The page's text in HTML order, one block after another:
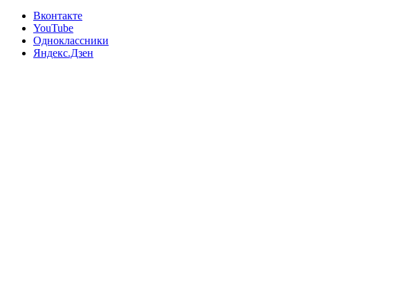
Вконтакте
YouTube
Одноклассники
Яндекс.Дзен